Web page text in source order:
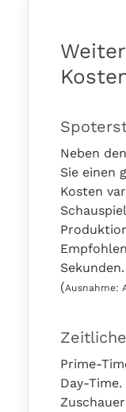
Neben
Sie einen
Kosten
Sekunden.
(Ausnahme:
Prime-
Day-